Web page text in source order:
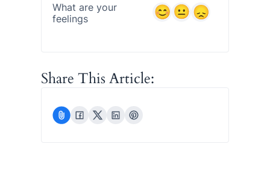
What are your
feelings
Share This Article: